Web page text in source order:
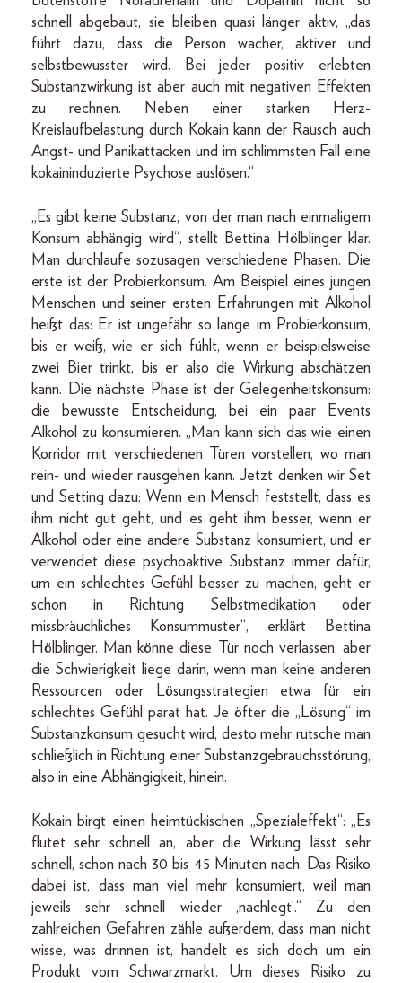
schnell abgebaut, sie bleiben quasi länger aktiv, „das
führt dazu, dass die Person wacher, aktiver und
selbstbewusster wird. Bei jeder positiv erlebten
Substanzwirkung ist aber auch mit negativen Effekten
zu rechnen. Neben einer starken Herz-
Kreislaufbelastung durch Kokain kann der Rausch auch
Angst- und Panikattacken und im schlimmsten Fall eine
kokaininduzierte Psychose auslösen.“
„Es gibt keine Substanz, von der man nach einmaligem
Konsum abhängig wird“, stellt Bettina Hölblinger klar.
Man durchlaufe sozusagen verschiedene Phasen. Die
erste ist der Probierkonsum. Am Beispiel eines jungen
Menschen und seiner ersten Erfahrungen mit Alkohol
heißt das: Er ist ungefähr so lange im Probierkonsum,
bis er weiß, wie er sich fühlt, wenn er beispielsweise
zwei Bier trinkt, bis er also die Wirkung abschätzen
kann. Die nächste Phase ist der Gelegenheitskonsum:
die bewusste Entscheidung, bei ein paar Events
Alkohol zu konsumieren. „Man kann sich das wie einen
Korridor mit verschiedenen Türen vorstellen, wo man
rein- und wieder rausgehen kann. Jetzt denken wir Set
und Setting dazu: Wenn ein Mensch feststellt, dass es
ihm nicht gut geht, und es geht ihm besser, wenn er
Alkohol oder eine andere Substanz konsumiert, und er
verwendet diese psychoaktive Substanz immer dafür,
um ein schlechtes Gefühl besser zu machen, geht er
schon in Richtung Selbstmedikation oder
missbräuchliches Konsummuster“, erklärt Bettina
Hölblinger. Man könne diese Tür noch verlassen, aber
die Schwierigkeit liege darin, wenn man keine anderen
Ressourcen oder Lösungsstrategien etwa für ein
schlechtes Gefühl parat hat. Je öfter die „Lösung“ im
Substanzkonsum gesucht wird, desto mehr rutsche man
schließlich in Richtung einer Substanzgebrauchsstörung,
also in eine Abhängigkeit, hinein.
Kokain birgt einen heimtückischen „Spezialeffekt“: „Es
flutet sehr schnell an, aber die Wirkung lässt sehr
schnell, schon nach 30 bis 45 Minuten nach. Das Risiko
dabei ist, dass man viel mehr konsumiert, weil man
jeweils sehr schnell wieder ,nachlegt‘.“ Zu den
zahlreichen Gefahren zähle außerdem, dass man nicht
wisse, was drinnen ist, handelt es sich doch um ein
Produkt vom Schwarzmarkt. Um dieses Risiko zu